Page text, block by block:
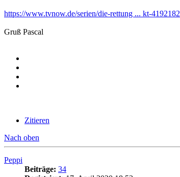
https://www.tvnow.de/serien/die-rettung ... kt-4192182
Gruß Pascal
Zitieren
Nach oben
Peppi
Beiträge: 34